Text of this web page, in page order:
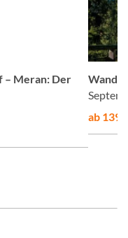
– Meran: Der
ab